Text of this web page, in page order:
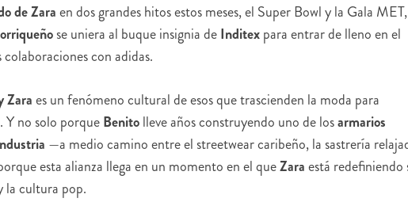
de Zaraen dos grandes hitos estos meses, el Super Bowl y la Gala MET,
se uniera al buque insignia deInditexpara entrar de lleno en el
con adidas.
Zaraes un fenómeno cultural de esos que trascienden la moda para
Y no solo porqueBenitolleve años construyendo uno de losarmarios
—a medio camino entre el streetwear caribeño, la sastrería
esta alianza llega en un momento en el queZaraestá redefiniendo
la cultura pop.